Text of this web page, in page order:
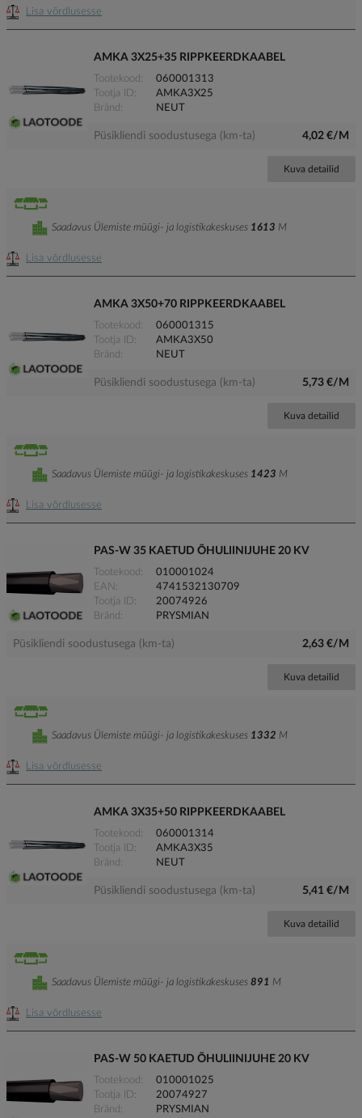
Lisa võrdlusesse
AMKA 3X25+35 RIPPKEERDKAABEL
Tootekood
060001313
Tootja ID
AMKA3X25
Bränd
NEUT
Püsikliendi soodustusega (km-ta) 4,02 €/M
Kuva detailid
Lisa võrdlusesse
Saadavus Ülemiste müügi- ja logistikakeskuses 1613 M
AMKA 3X50+70 RIPPKEERDKAABEL
Tootekood
060001315
Tootja ID
AMKA3X50
Bränd
NEUT
Püsikliendi soodustusega (km-ta) 5,73 €/M
Kuva detailid
Lisa võrdlusesse
Saadavus Ülemiste müügi- ja logistikakeskuses 1423 M
PAS-W 35 KAETUD ÕHULIINIJUHE 20 KV
Tootekood
010001024
EAN
4741532130709
Tootja ID
20074926
Bränd
PRYSMIAN
Püsikliendi soodustusega (km-ta) 2,63 €/M
Kuva detailid
Lisa võrdlusesse
Saadavus Ülemiste müügi- ja logistikakeskuses 1332 M
AMKA 3X35+50 RIPPKEERDKAABEL
Tootekood
060001314
Tootja ID
AMKA3X35
Bränd
NEUT
Püsikliendi soodustusega (km-ta) 5,41 €/M
Kuva detailid
Lisa võrdlusesse
Saadavus Ülemiste müügi- ja logistikakeskuses 891 M
PAS-W 50 KAETUD ÕHULIINIJUHE 20 KV
Tootekood
010001025
Tootja ID
20074927
Bränd
PRYSMIAN